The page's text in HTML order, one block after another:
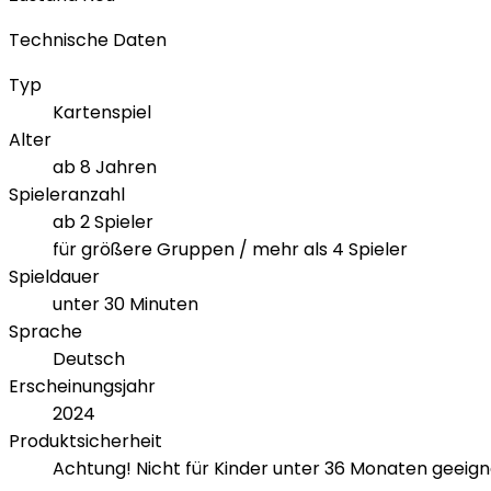
Technische Daten
Typ
Kartenspiel
Alter
ab 8 Jahren
Spieleranzahl
ab 2 Spieler
für größere Gruppen / mehr als 4 Spieler
Spieldauer
unter 30 Minuten
Sprache
Deutsch
Erscheinungsjahr
2024
Produktsicherheit
Achtung! Nicht für Kinder unter 36 Monaten